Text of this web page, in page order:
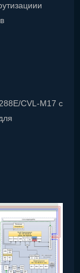
CVL-M17 с